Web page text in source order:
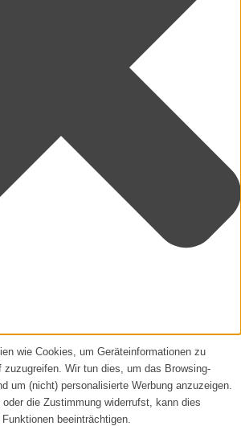
wie Cookies, um Geräteinformationen zu
zuzugreifen. Wir tun dies, um das Browsing-
um (nicht) personalisierte Werbung anzuzeigen.
die Zustimmung widerrufst, kann dies
beeinträchtigen.